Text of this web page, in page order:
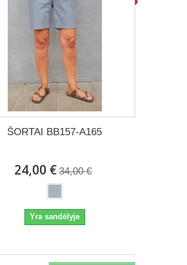
ŠORTAI BB157-A165
24,00 € 34,00 €
Yra sandėlyje